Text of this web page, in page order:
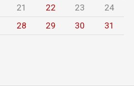
21 22 23
24
28 29 30 31